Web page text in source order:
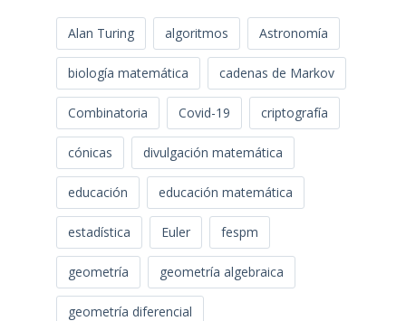
Alan Turing algoritmos Astronomía
biología matemática cadenas de Markov
Combinatoria Covid-19 criptografía
cónicas divulgación matemática
educación educación matemática
estadística Euler fespm
geometría geometría algebraica
geometría diferencial